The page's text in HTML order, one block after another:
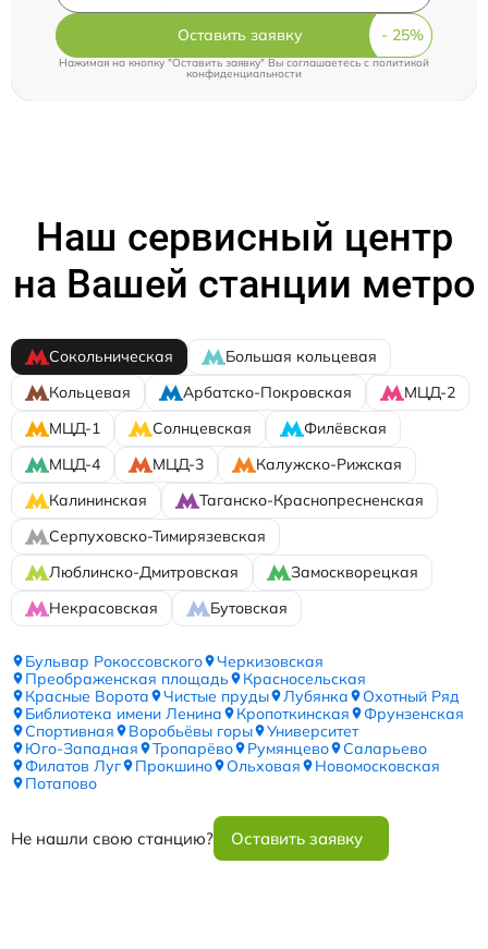
Оставить заявку
Нажимая на кнопку "Оставить заявку" Вы соглашаетесь cполитикой
конфиденциальности
Наш сервисный центр
на Вашей станции метро
Сокольническая
Большая кольцевая
Кольцевая
Арбатско-Покровская
МЦД-2
МЦД-1
Солнцевская
Филёвская
МЦД-4
МЦД-3
Калужско-Рижская
Калининская
Таганско-Краснопресненская
Серпуховско-Тимирязевская
Люблинско-Дмитровская
Замоскворецкая
Некрасовская
Бутовская
Бульвар Рокоссовского
Черкизовская
Преображенская площадь
Красносельская
Красные Ворота
Чистые пруды Лубянка
Охотный Ряд
Библиотека имени Ленина
Кропоткинская
Фрунзенская
Спортивная
Воробьёвы горы
Университет
Юго-Западная
Тропарёво Румянцево
Саларьево
Филатов Луг
Прокшино Ольховая
Новомосковская
Потапово
Не нашли свою станцию? Оставить заявку